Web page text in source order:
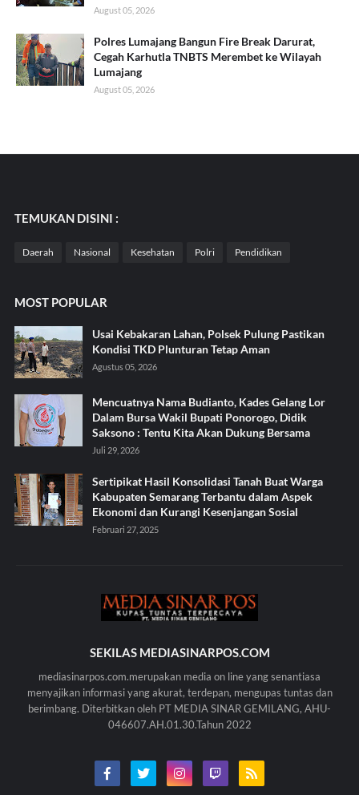
August 05, 2026
Polres Lumajang Bangun Fire Break Darurat,
Cegah Karhutla TNBTS Merembet ke Wilayah
Lumajang
August 05, 2026
TEMUKAN DISINI :
Daerah Nasional Kesehatan Polri Pendidikan
MOST POPULAR
Usai Kebakaran Lahan, Polsek Pulung Pastikan
Kondisi TKD Plunturan Tetap Aman
Agustus 05, 2026
Mencuatnya Nama Budianto, Kades Gelang Lor
Dalam Bursa Wakil Bupati Ponorogo, Didik
Saksono : Tentu Kita Akan Dukung Bersama
Juli 29, 2026
Sertipikat Hasil Konsolidasi Tanah Buat Warga
Kabupaten Semarang Terbantu dalam Aspek
Ekonomi dan Kurangi Kesenjangan Sosial
Februari 27, 2025
SEKILAS MEDIASINARPOS.COM
mediasinarpos.com.merupakan media on line yang senantiasa
menyajikan informasi yang akurat, terdepan, mengupas tuntas dan
berimbang. Diterbitkan oleh PT MEDIA SINAR GEMILANG, AHU-
046607.AH.01.30.Tahun 2022